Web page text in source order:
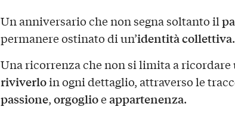
Un anniversario che non segna soltanto il
permanere ostinato di un’identità collettiva.
Una ricorrenza che non si limita a ricordare
riviverloin ogni dettaglio, attraverso le
passione,orgoglioeappartenenza.